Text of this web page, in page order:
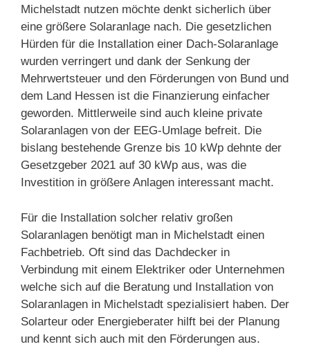
Michelstadt nutzen möchte denkt sicherlich über
eine größere Solaranlage nach. Die gesetzlichen
Hürden für die Installation einer Dach-Solaranlage
wurden verringert und dank der Senkung der
Mehrwertsteuer und den Förderungen von Bund und
dem Land Hessen ist die Finanzierung einfacher
geworden. Mittlerweile sind auch kleine private
Solaranlagen von der EEG-Umlage befreit. Die
bislang bestehende Grenze bis 10 kWp dehnte der
Gesetzgeber 2021 auf 30 kWp aus, was die
Investition in größere Anlagen interessant macht.
Für die Installation solcher relativ großen
Solaranlagen benötigt man in Michelstadt einen
Fachbetrieb. Oft sind das Dachdecker in
Verbindung mit einem Elektriker oder Unternehmen
welche sich auf die Beratung und Installation von
Solaranlagen in Michelstadt spezialisiert haben. Der
Solarteur oder Energieberater hilft bei der Planung
und kennt sich auch mit den Förderungen aus.